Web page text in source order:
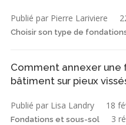
Publié par Pierre Lariviere
Choisir son type de
Comment annexer une
bâtiment sur pieux
Publié par Lisa Landry 18
Fondations et sous-sol 3